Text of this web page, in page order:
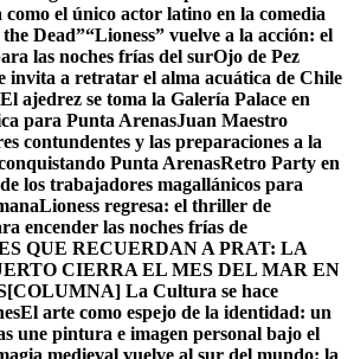
el único actor latino en la comedia
Dead”“Lioness” vuelve a la acción: el
las noches frías del surOjo de Pez
invita a retratar el alma acuática de Chile
El ajedrez se toma la Galería Palace en
para Punta ArenasJuan Maestro
contundentes y las preparaciones a la
Punta ArenasRetro Party en
los trabajadores magallánicos para
Lioness regresa: el thriller de
encender las noches frías de
QUE RECUERDAN A PRAT: LA
CIERRA EL MES DEL MAR EN
[COLUMNA] La Cultura se hace
El arte como espejo de la identidad: un
une pintura e imagen personal bajo el